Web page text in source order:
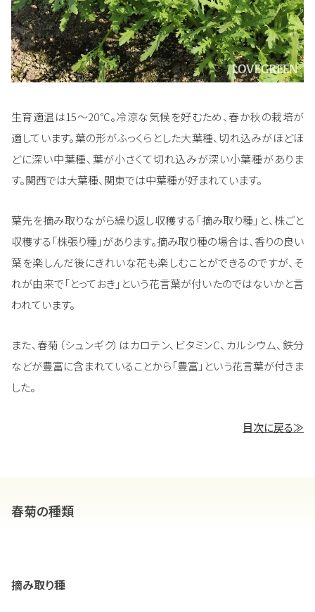
生育適温は15～20℃。冷涼な気候を好むため、春か秋の栽培が
適しています。葉の形がふっくらとした大葉種、切れ込みがほどほ
どに深い中葉種、葉が小さくて切れ込みが深い小葉種がありま
す。関西では大葉種、関東では中葉種が好まれています。
葉先を摘み取りながら繰り返し収穫する「摘み取り種」と、株ごと
収穫する「株張り種」があります。摘み取り種の場合は、香りの良い
葉を楽しんだ後にきれいな花も楽しむことができるのですが、そ
れが由来で「とっておき」という花言葉が付いたのではないかと言
われています。
また、春菊（シュンギク）はカロテン、ビタミンC、カルシウム、鉄分
などが豊富に含まれていることから「豊富」という花言葉が付きま
した。
目次に戻る≫
春菊の種類
摘み取り種